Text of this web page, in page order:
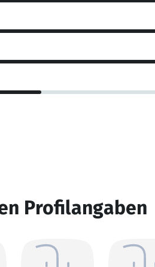
Profilangaben